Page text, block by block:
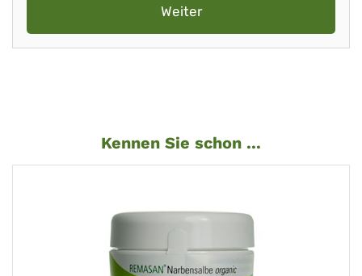
Weiter
Kennen Sie schon ...